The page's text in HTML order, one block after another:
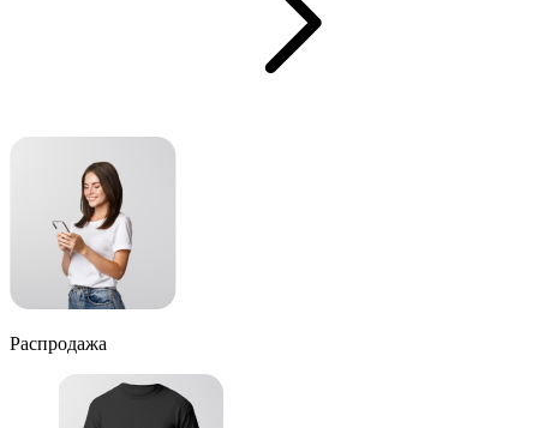
Распродажа